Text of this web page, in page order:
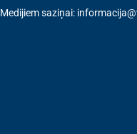
Medijiem saziņai: